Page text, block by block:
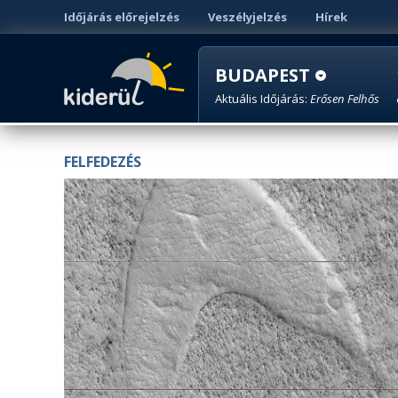
Időjárás előrejelzés Veszélyjelzés Hírek
BUDAPEST
Aktuális Időjárás: Erősen Felhős
FELFEDEZÉS